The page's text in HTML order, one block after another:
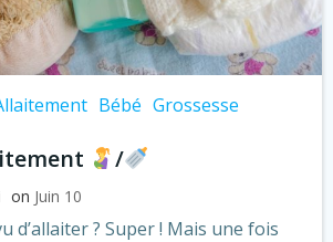
Bébé Grossesse
/
on Juin 10
d’allaiter ? Super ! Mais une fois